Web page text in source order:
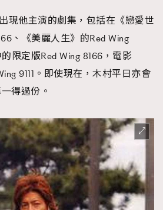
現他主演的劇集，包括在《戀愛世
、《美麗人生》的Red Wing
限定版Red Wing 8166，電影
9111。即使現在，木村平日亦會
得過份。